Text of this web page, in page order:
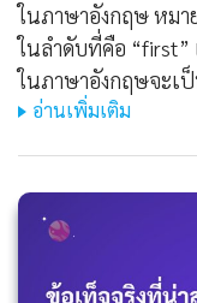
ในภาษาอังกฤษ หมา
ในลำดับที่คือ
ในภาษาอังกฤษจะเป็
อ่านเพิ่มเติม